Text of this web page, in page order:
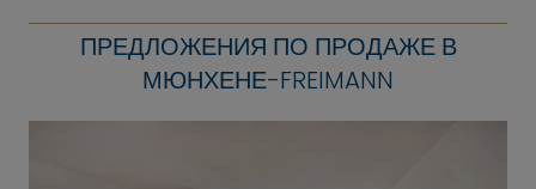
ПРЕДЛОЖЕНИЯ ПО ПРОДАЖЕ В
МЮНХЕНЕ-FREIMANN